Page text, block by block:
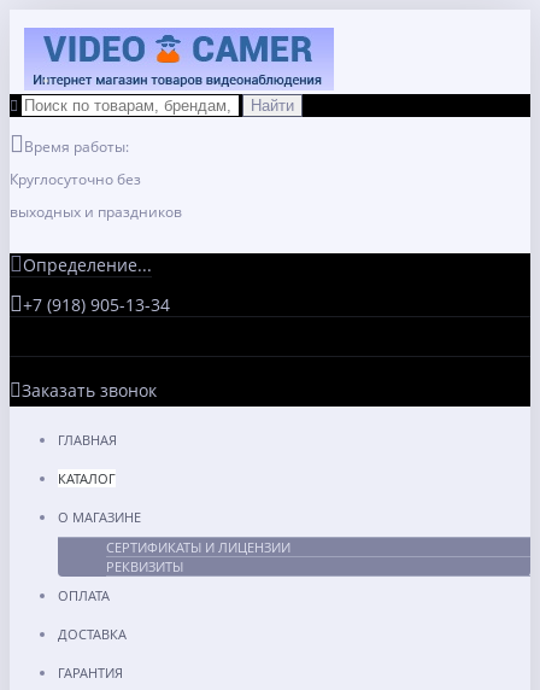
Время работы:
Круглосуточно без
выходных и праздников
Определение...
+7 (918) 905-13-34
Заказать звонок
ГЛАВНАЯ
КАТАЛОГ
О МАГАЗИНЕ
СЕРТИФИКАТЫ И ЛИЦЕНЗИИ
РЕКВИЗИТЫ
ОПЛАТА
ДОСТАВКА
ГАРАНТИЯ